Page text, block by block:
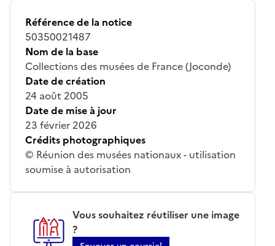
Référence de la notice
50350021487
Nom de la base
Collections des musées de France (Joconde)
Date de création
24 août 2005
Date de mise à jour
23 février 2026
Crédits photographiques
© Réunion des musées nationaux - utilisation
soumise à autorisation
Vous souhaitez réutiliser une image
?